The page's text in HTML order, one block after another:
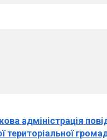
адміністрація
територіальної